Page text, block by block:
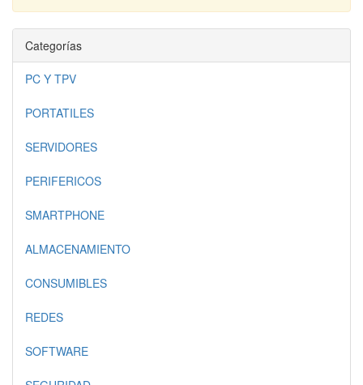
Categorías
PC Y TPV
PORTATILES
SERVIDORES
PERIFERICOS
SMARTPHONE
ALMACENAMIENTO
CONSUMIBLES
REDES
SOFTWARE